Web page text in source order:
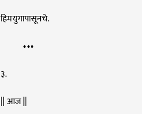
हिमयुगापासूनचे.
•••
३.
|| आज ||